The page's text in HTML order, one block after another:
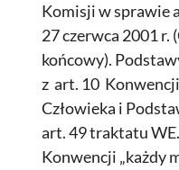
Komisji w sprawie
27 czerwca 2001 r.
końcowy).
z art. 10
Człowieka i
art. 49 traktatu
Konwencji „każdy